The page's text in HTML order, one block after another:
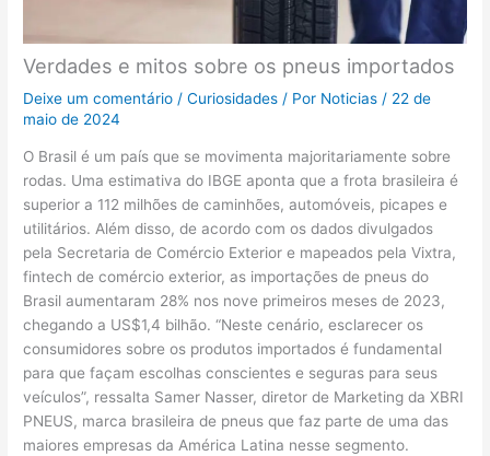
Verdades e mitos sobre os pneus importados
Deixe um comentário /Curiosidades / Por Noticias / 22 de
maio de 2024
O Brasil é um país que se movimenta majoritariamente sobre
rodas. Uma estimativa do IBGE aponta que a frota brasileira é
superior a 112 milhões de caminhões, automóveis, picapes e
utilitários. Além disso, de acordo com os dados divulgados
pela Secretaria de Comércio Exterior e mapeados pela Vixtra,
fintech de comércio exterior, as importações de pneus do
Brasil aumentaram 28% nos nove primeiros meses de 2023,
chegando a US$1,4 bilhão. “Neste cenário, esclarecer os
consumidores sobre os produtos importados é fundamental
para que façam escolhas conscientes e seguras para seus
veículos”, ressalta Samer Nasser, diretor de Marketing da XBRI
PNEUS, marca brasileira de pneus que faz parte de uma das
maiores empresas da América Latina nesse segmento.